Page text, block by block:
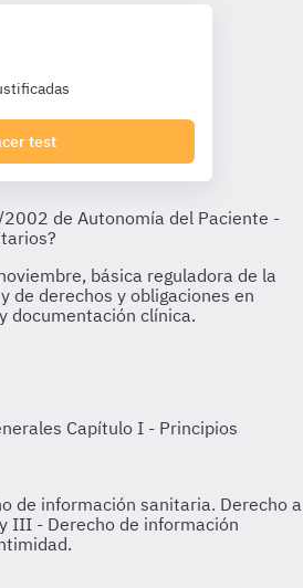
test
Capítulo I - Principios
de información sanitaria. Derecho a
III - Derecho de información